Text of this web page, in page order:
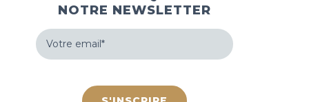
NOTRE NEWSLETTER
Votre
email
(Nécessaire)